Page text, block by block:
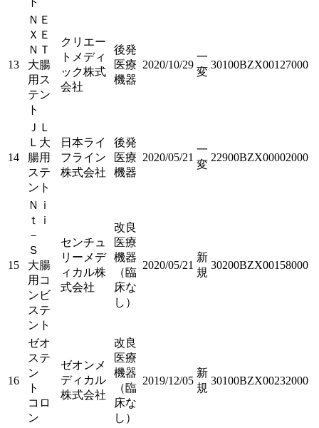
13
ＮＥ
ＸＥ
ＮＴ
大腸
用ス
テン
ト
クリエー
トメディ
ック株式
会社
後発
医療
機器
2020/10/29
一
変
30100BZX00127000
14
ＪＬ
Ｌ大
腸用
ステ
ント
日本ライ
フライン
株式会社
後発
医療
機器
2020/05/21
一
変
22900BZX00002000
15
Ｎｉ
ｔｉ
－
Ｓ
大腸
用コ
ンビ
ステ
ント
センチュ
リーメデ
ィカル株
式会社
改良
医療
機器
（臨
床な
し）
2020/05/21
新
規
30200BZX00158000
16
ゼオ
ステ
ン
ト
コロ
ン
ゼオンメ
ディカル
株式会社
改良
医療
機器
（臨
床な
し）
2019/12/05
新
規
30100BZX00232000